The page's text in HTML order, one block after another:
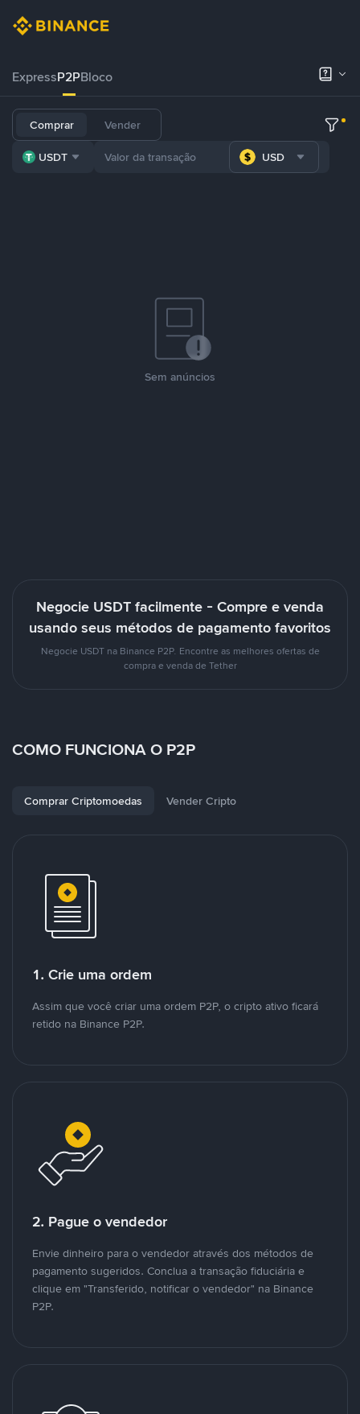
ExpressP2PBloco
Comprar Vender
USDT USD
Sem anúncios
Negocie USDT facilmente - Compre e venda
usando seus métodos de pagamento favoritos
Negocie USDT na Binance P2P. Encontre as melhores ofertas de
compra e venda de Tether
COMO FUNCIONA O P2P
Comprar Criptomoedas Vender Cripto
1. Crie uma ordem
Assim que você criar uma ordem P2P, o cripto ativo ficará
retido na Binance P2P.
2. Pague o vendedor
Envie dinheiro para o vendedor através dos métodos de
pagamento sugeridos. Conclua a transação fiduciária e
clique em "Transferido, notificar o vendedor" na Binance
P2P.